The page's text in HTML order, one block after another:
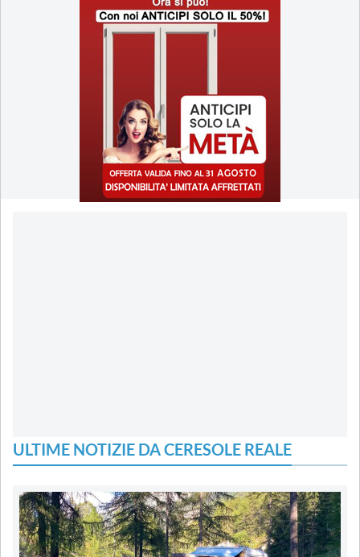
ULTIME NOTIZIE DA CERESOLE REALE